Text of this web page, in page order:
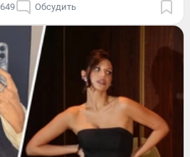
649 Обсудить